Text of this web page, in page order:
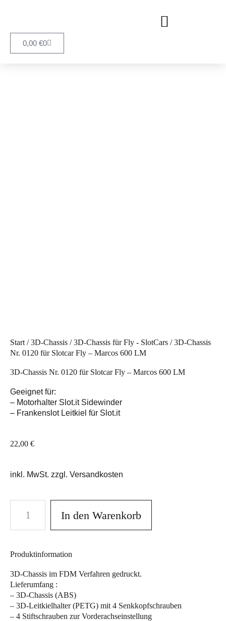
0,00 €0
Start /3D-Chassis /3D-Chassis für Fly - SlotCars / 3D-Chassis
Nr. 0120 für Slotcar Fly – Marcos 600 LM
3D-Chassis Nr. 0120 für Slotcar Fly – Marcos 600 LM
Geeignet für:
– Motorhalter Slot.it Sidewinder
– Frankenslot Leitkiel für Slot.it
22,00 €
inkl. MwSt. zzgl. Versandkosten
In den Warenkorb
Produktinformation
3D-Chassis im FDM Verfahren gedruckt.
Lieferumfang :
– 3D-Chassis (ABS)
– 3D-Leitkielhalter (PETG) mit 4 Senkkopfschrauben
– 4 Stiftschrauben zur Vorderachseinstellung